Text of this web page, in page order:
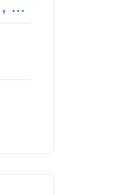
架构